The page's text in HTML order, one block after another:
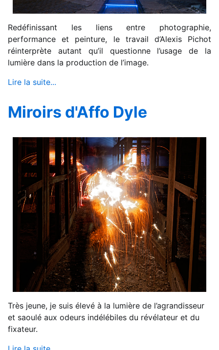
Redéfinissant les liens entre photographie,
performance et peinture, le travail d’Alexis Pichot
réinterprète autant qu’il questionne l’usage de la
lumière dans la production de l’image.
Lire la suite...
Miroirs d'Affo Dyle
Très jeune, je suis élevé à la lumière de l’agrandisseur
et saoulé aux odeurs indélébiles du révélateur et du
fixateur.